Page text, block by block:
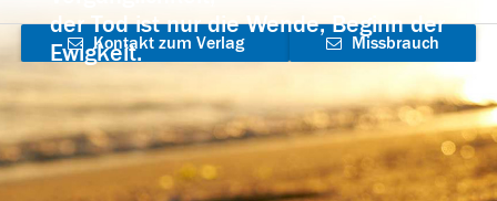
der Tod ist nur die Wende, Beginn der
Ewigkeit.
Kontakt zum Verlag
aufnehmen
Missbrauch